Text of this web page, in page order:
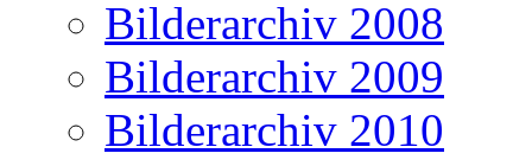
Bilderarchiv 2008
Bilderarchiv 2009
Bilderarchiv 2010